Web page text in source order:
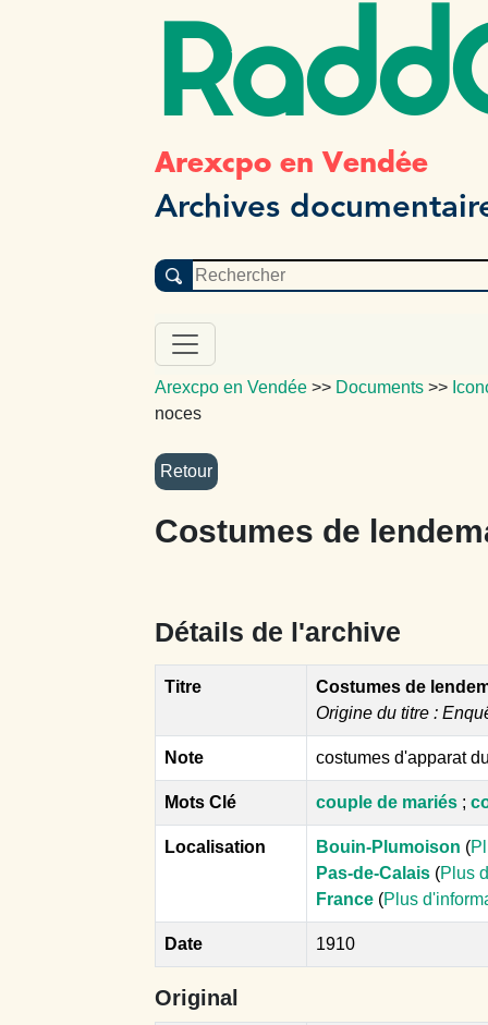
Arexcpo en Vendée
Archives
Arexcpo en Vendée >> Documents >>
noces
Costumes de
Détails de l'archive
Titre
Costumes de
Origine du titre :
Note costumes d'apparat
Mots Clé couple de mariés ;
Localisation Bouin-Plumoison (
Pas-de-Calais (Plus
France (Plus
Date 1910
Original